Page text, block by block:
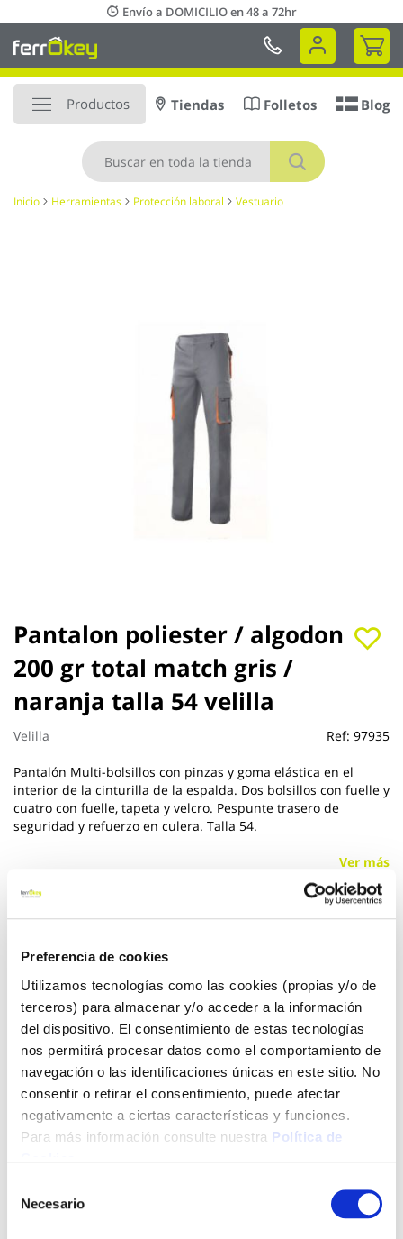
Preferencia de cookies
Utilizamos tecnologías como las cookies (propias y/o de
terceros) para almacenar y/o acceder a la información
del dispositivo. El consentimiento de estas tecnologías
nos permitirá procesar datos como el comportamiento de
navegación o las identificaciones únicas en este sitio. No
consentir o retirar el consentimiento, puede afectar
negativamente a ciertas características y funciones.
Para más información consulte nuestra Política de
Necesario
al
contenido
Envío a DOMICILIO en 48 a 72hr
Mi
Productos
Buscar
Tiendas Folletos Blog
Inicio Herramientas Protección laboral Vestuario
Pantalon poliester / algodon
200 gr total match gris /
naranja talla 54 velilla
Velilla Ref: 97935
Pantalón Multi-bolsillos con pinzas y goma elástica en el
interior de la cinturilla de la espalda. Dos bolsillos con fuelle y
cuatro con fuelle, tapeta y velcro. Pespunte trasero de
seguridad y refuerzo en culera. Talla 54.
Ver más
13,50 €
Añadir al carrito
Click&Collect - Recogida gratis
en nuestras tiendas
Envío a domicilio:
Saltar
al
comienzo
de
la
galería
de